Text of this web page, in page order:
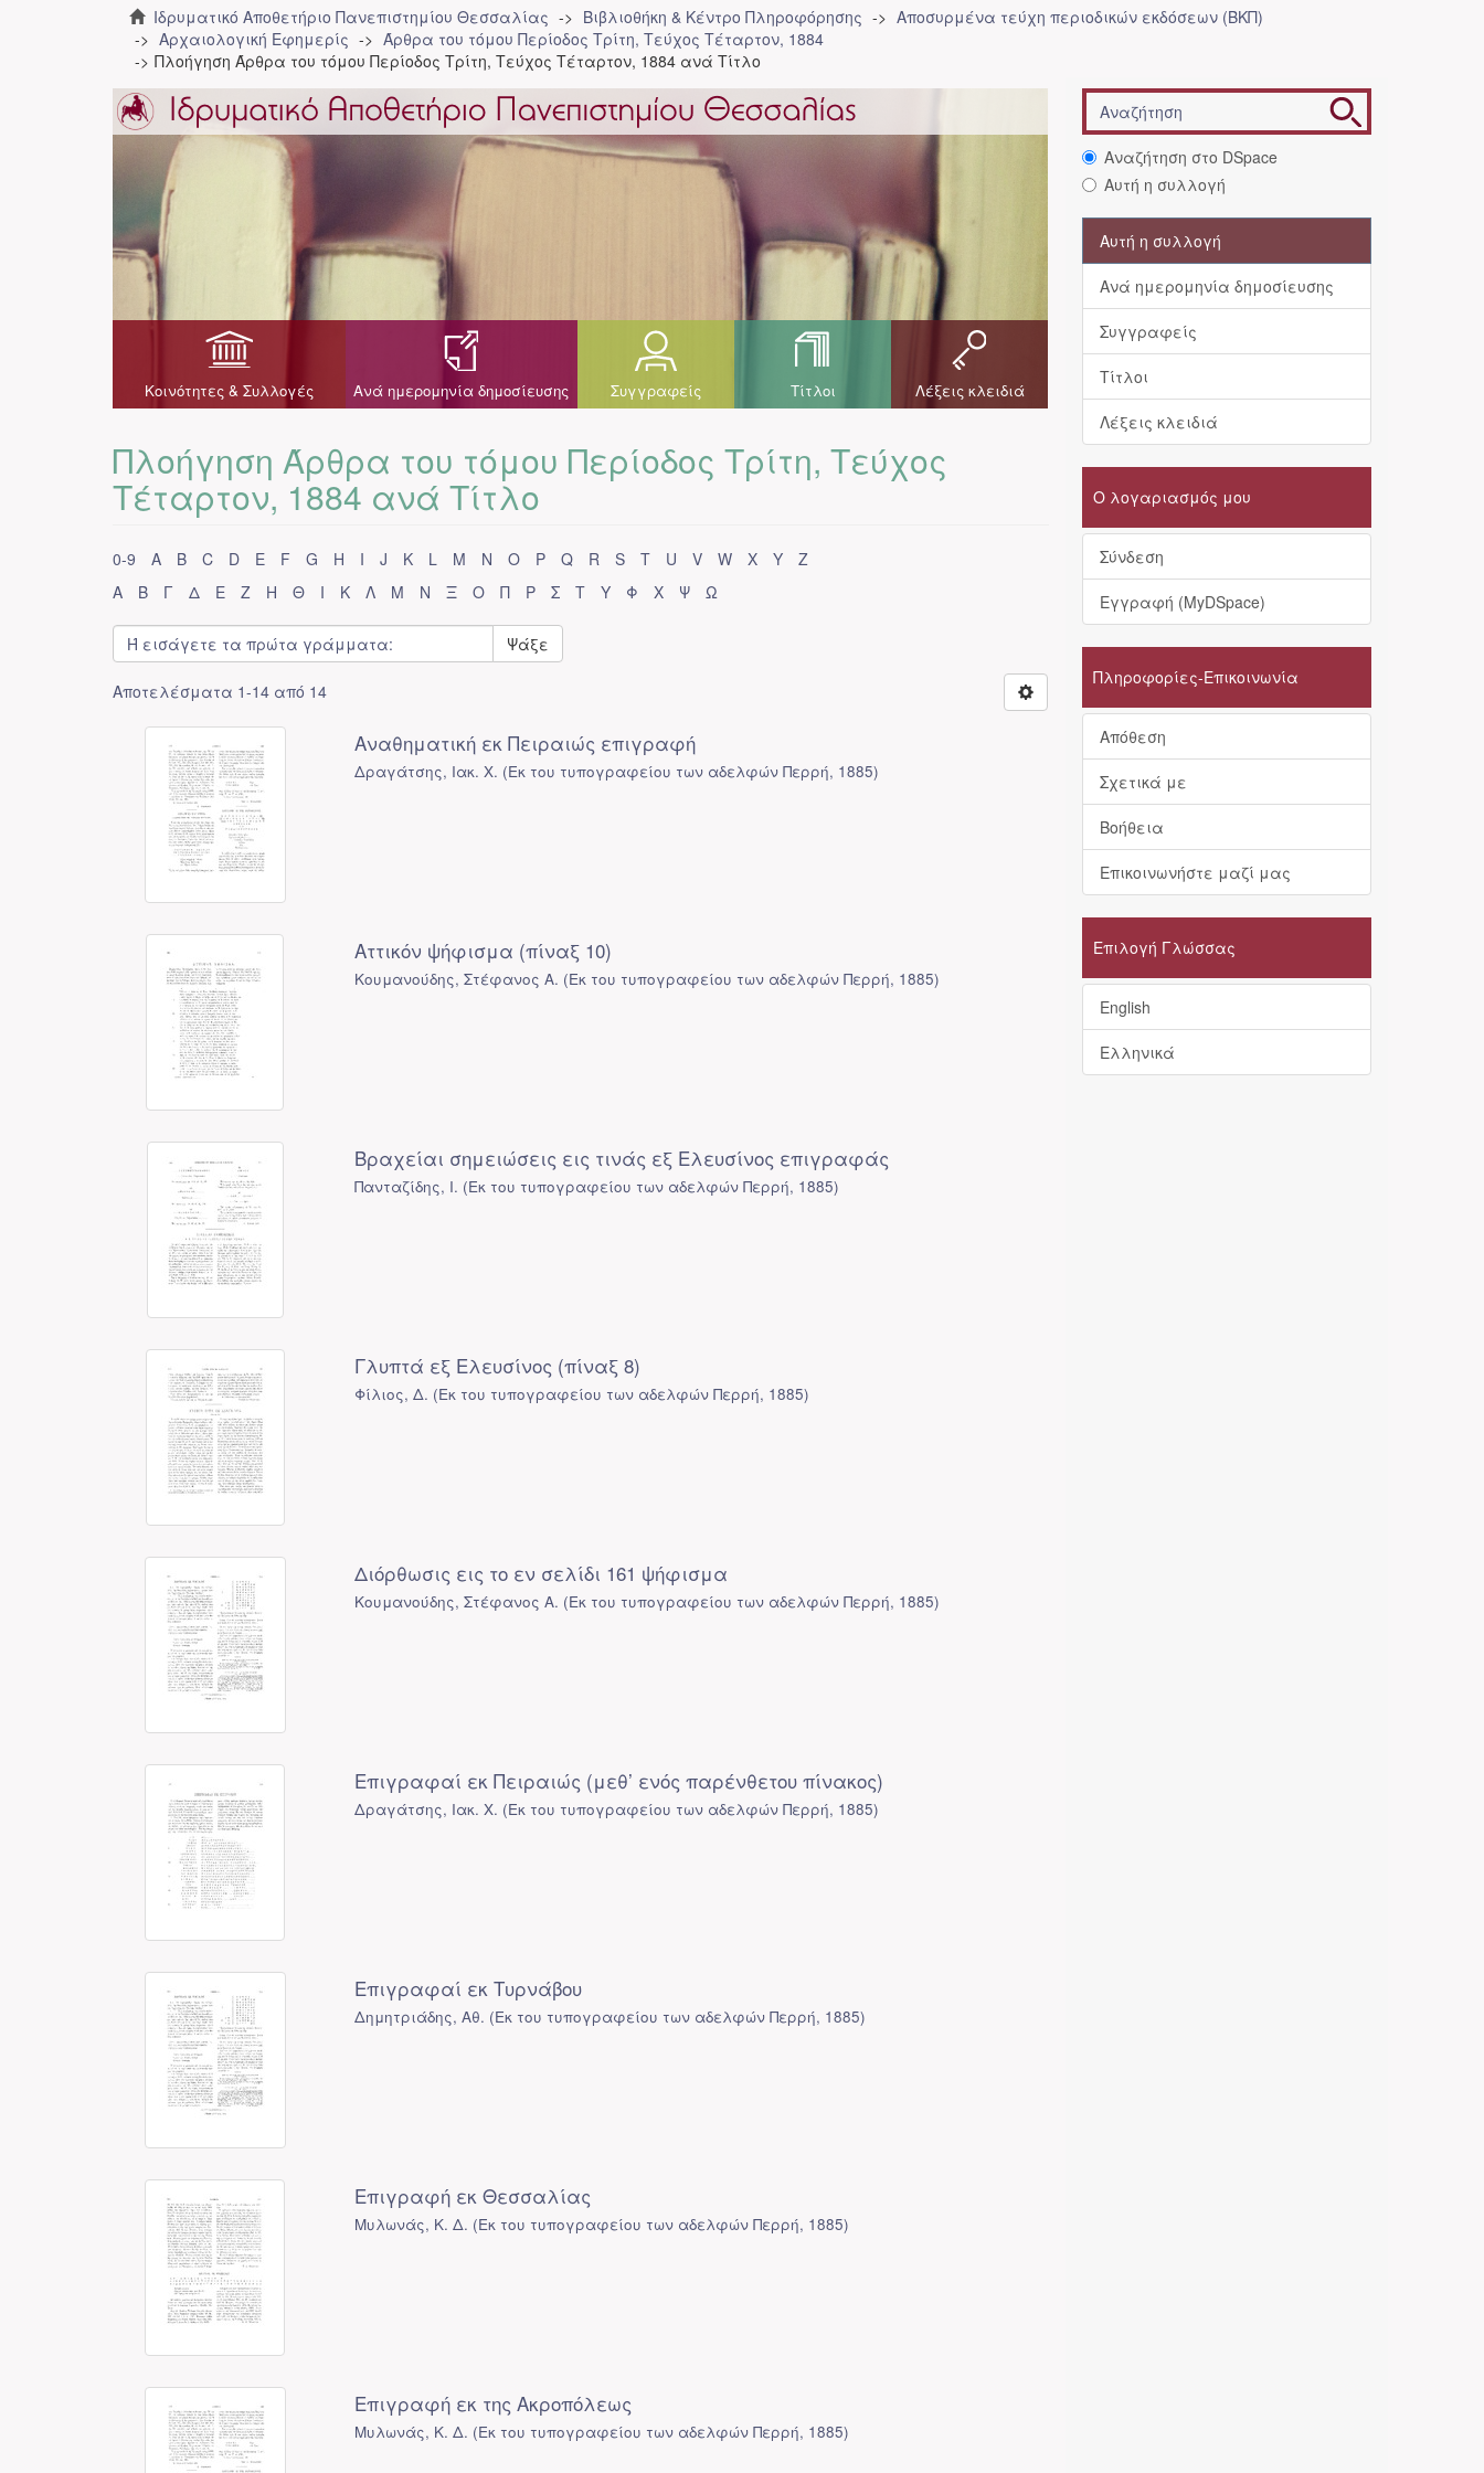
Ιδρυματικό Αποθετήριο Πανεπιστημίου Θεσσαλίας Βιβλιοθήκη & Κέντρο Πληροφόρησης
Αποσυρμένα τεύχη περιοδικών εκδόσεων (ΒΚΠ)
Αρχαιολογική Εφημερίς
Άρθρα του τόμου Περίοδος Τρίτη, Τεύχος Τέταρτον, 1884
Πλοήγηση Άρθρα του τόμου Περίοδος Τρίτη, Τεύχος Τέταρτον, 1884 ανά Τίτλο
Κοινότητες & Συλλογές Ανά ημερομηνία δημοσίευσης Συγγραφείς Τίτλοι Λέξεις κλειδιά
Πλοήγηση Άρθρα του τόμου Περίοδος Τρίτη, Τεύχος
Τέταρτον, 1884 ανά Τίτλο
0-9 A B C D E F G H I J K L M N O P Q R S T U V W X Y
Z
Α
Β Γ Δ Ε Ζ Η Θ Ι Κ Λ Μ Ν Ξ Ο Π Ρ Σ Τ Υ Φ Χ Ψ Ω
Ψάξε
Αποτελέσματα 1-14 από 14
Αναθηματική εκ Πειραιώς επιγραφή
Δραγάτσης, Ιακ. Χ. (Εκ του τυπογραφείου των αδελφών Περρή, 1885)
Αττικόν ψήφισμα (πίναξ 10)
Κουμανούδης, Στέφανος Α. (Εκ του τυπογραφείου των αδελφών Περρή, 1885)
Βραχείαι σημειώσεις εις τινάς εξ Ελευσίνος επιγραφάς
Πανταζίδης, Ι. (Εκ του τυπογραφείου των αδελφών Περρή, 1885)
Γλυπτά εξ Ελευσίνος (πίναξ 8)
Φίλιος, Δ. (Εκ του τυπογραφείου των αδελφών Περρή, 1885)
Διόρθωσις εις το εν σελίδι 161 ψήφισμα
Κουμανούδης, Στέφανος Α. (Εκ του τυπογραφείου των αδελφών Περρή, 1885)
Επιγραφαί εκ Πειραιώς (μεθ’ ενός παρένθετου πίνακος)
Δραγάτσης, Ιακ. Χ. (Εκ του τυπογραφείου των αδελφών Περρή, 1885)
Επιγραφαί εκ Τυρνάβου
Δημητριάδης, Αθ. (Εκ του τυπογραφείου των αδελφών Περρή, 1885)
Επιγραφή εκ Θεσσαλίας
Μυλωνάς, Κ. Δ. (Εκ του τυπογραφείου των αδελφών Περρή, 1885)
Επιγραφή εκ της Ακροπόλεως
Μυλωνάς, Κ. Δ. (Εκ του τυπογραφείου των αδελφών Περρή, 1885)
Αναζήτηση στο DSpace
Αυτή η συλλογή
Αυτή η συλλογή
Ανά ημερομηνία δημοσίευσης
Συγγραφείς
Τίτλοι
Λέξεις κλειδιά
Ο λογαριασμός μου
Σύνδεση
Εγγραφή (MyDSpace)
Πληροφορίες-Επικοινωνία
Απόθεση
Σχετικά με
Βοήθεια
Επικοινωνήστε μαζί μας
Επιλογή Γλώσσας
English
Ελληνικά